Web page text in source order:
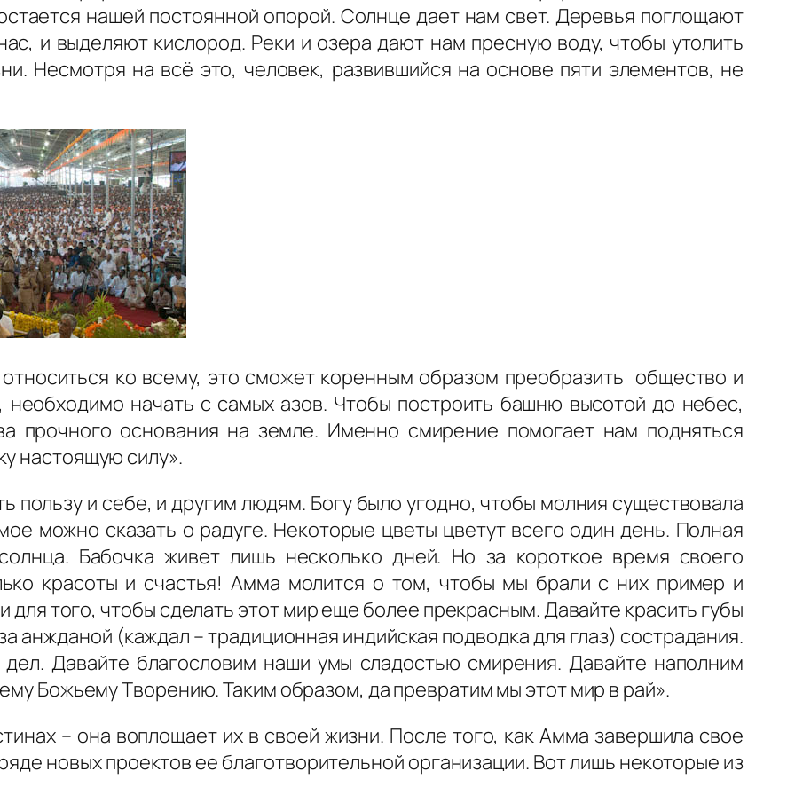
нашей постоянной опорой. Солнце дает нам свет. Деревья поглощают
и выделяют кислород. Реки и озера дают нам пресную воду, чтобы утолить
Несмотря на всё это, человек, развившийся на основе пяти элементов, не
ко всему, это сможет коренным образом преобразить общество и
начать с самых азов. Чтобы построить башню высотой до небес,
прочного основания на земле. Именно смирение помогает нам подняться
настоящую силу».
пользу и себе, и другим людям. Богу было угодно, чтобы молния существовала
можно сказать о радуге. Некоторые цветы цветут всего один день. Полная
Бабочка живет лишь несколько дней. Но за короткое время своего
красоты и счастья! Амма молится о том, чтобы мы брали с них пример и
для того, чтобы сделать этот мир еще более прекрасным. Давайте красить губы
анжданой (каждал – традиционная индийская подводка для глаз) сострадания.
Давайте благословим наши умы сладостью смирения. Давайте наполним
Божьему Творению. Таким образом, да превратим мы этот мир в рай».
– она воплощает их в своей жизни. После того, как Амма завершила свое
новых проектов ее благотворительной организации. Вот лишь некоторые из